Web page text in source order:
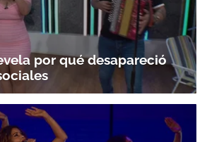
por qué desapareció